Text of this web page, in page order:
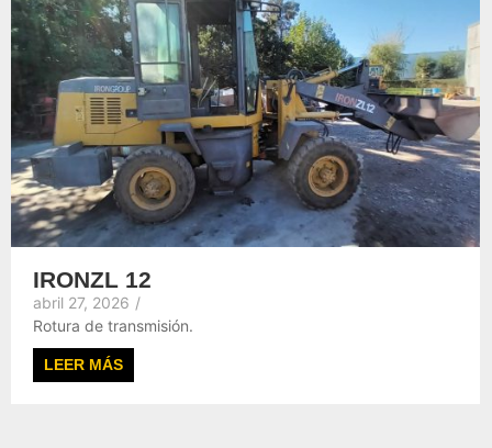
IRONZL 12
abril 27, 2026 /
Rotura de transmisión.
LEER MÁS